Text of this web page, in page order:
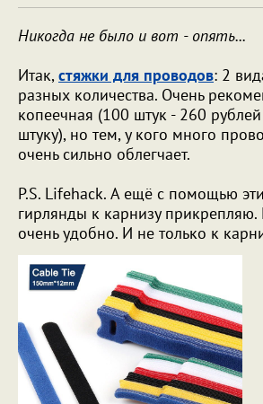
Никогда не было и вот - опять...
Итак,стяжки для проводов: 2
разных количества. Очень
копеечная (100 штук - 260
штуку), но тем, у кого много
очень сильно облегчает.
P.S. Lifehack. А ещё с помощью
гирлянды к карнизу прикрепляю.
очень удобно. И не только к